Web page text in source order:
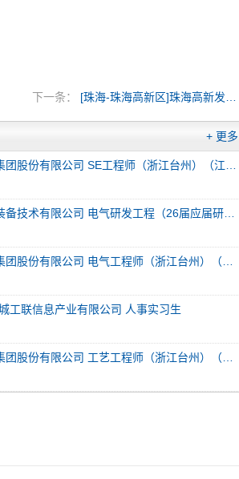
下一条： [珠海-珠海高新区]珠海高新发展有限公司
+ 更多
[台州]爱玛科技集团股份有限公司 SE工程师（浙江台州）（江苏省）
[海宁]浙江芯晖装备技术有限公司 电气研发工程（26届应届研究生）
[台州]爱玛科技集团股份有限公司 电气工程师（浙江台州）（浙江省）
工联信息产业有限公司 人事实习生
[台州]爱玛科技集团股份有限公司 工艺工程师（浙江台州）（浙江省）